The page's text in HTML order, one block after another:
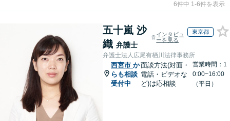
6件中 1-6件を表示
五十嵐 沙
織 弁護士
インタビュ
ーを見る
東京都
弁護士法人広尾有栖川法律事務所
西宮市 か
らも相談
受付中
面談方法(対面・
電話・ビデオな
ど)は応相談
営業時間：1
0:00~16:00
（平日）